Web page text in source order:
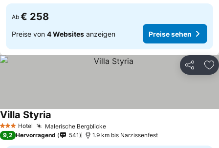
Ab € 258
Preise von 4 Websites anzeigen Preise sehen
Teilen
3 SterneHotel Malerische BergblickePreise sehen
Villa Styria
9,2 Hervorragend 541 1.9 km bis Narzissenfest